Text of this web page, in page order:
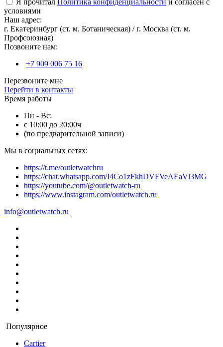
условиями
Наш адрес:
г. Екатеринбург (ст. м. Ботаническая) / г. Москва (ст. м.
Профсоюзная)
Позвоните нам:
+7 909 006 75 16
Перезвоните мне
Перейти в контакты
Время работы
Пн - Вс:
с 10:00 до 20:00ч
(по предварительной записи)
Мы в социальных сетях:
https://t.me/outletwatchru
https://chat.whatsapp.com/I4Co1zFkhDVFVeAEaVl3MG
https://youtube.com/@outletwatch-ru
https://www.instagram.com/outletwatch.ru
info@outletwatch.ru
Популярное
Cartier